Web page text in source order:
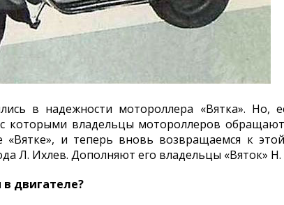
в надежности мотороллера «Вятка». Но,
которыми владельцы мотороллеров
«Вятке», и теперь вновь возвращаемся к
Л. Ихлев. Дополняют его владельцы «Вяток»
в двигателе?